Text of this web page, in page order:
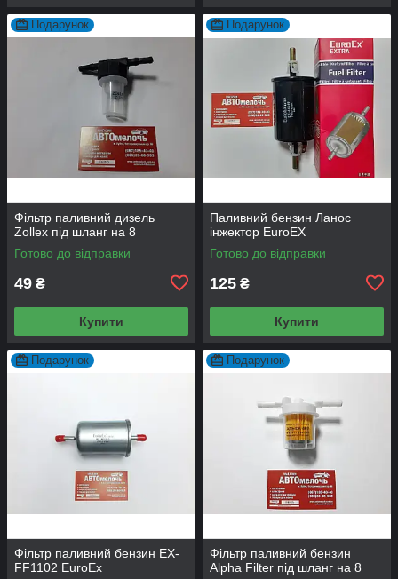
Подарунок
Фільтр паливний дизель
Zollex під шланг на 8
Готово до відправки
49 ₴
Купити
Подарунок
Паливний бензин Ланос
інжектор EuroEX
Готово до відправки
125 ₴
Купити
Подарунок
Фільтр паливний бензин EX-
FF1102 EuroEx
Подарунок
Фільтр паливний бензин
Alpha Filter під шланг на 8